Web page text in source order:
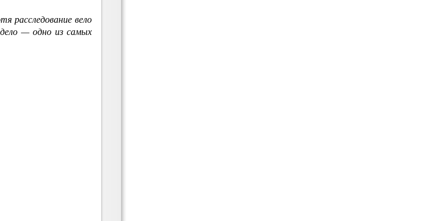
расследование вело
дело — одно из самых